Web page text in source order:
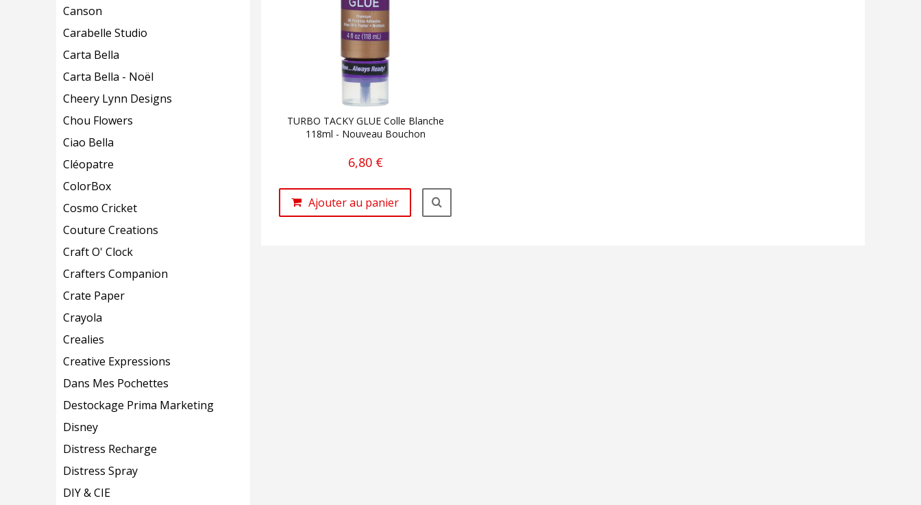
Canson
Carabelle Studio
Carta Bella
Carta Bella - Noël
Cheery Lynn Designs
Chou Flowers
Ciao Bella
Cléopatre
ColorBox
Cosmo Cricket
Couture Creations
Craft O' Clock
Crafters Companion
Crate Paper
Crayola
Crealies
Creative Expressions
Dans Mes Pochettes
Destockage Prima Marketing
Disney
Distress Recharge
Distress Spray
DIY & CIE
TURBO TACKY GLUE Colle Blanche
118ml - Nouveau Bouchon
6,80 €
Ajouter au panier